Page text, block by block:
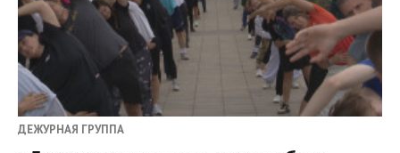
ДЕЖУРНАЯ ГРУППА